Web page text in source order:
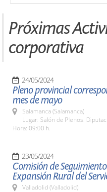
Próximas
corporativa
24/05/2024
Pleno provincial
mes de mayo
Salamanca (Salamanca)
Lugar: Salón de Plenos.
Hora: 09:00 h.
23/05/2024
Comisión de
Expansión Rural del
Valladolid (Valladolid)